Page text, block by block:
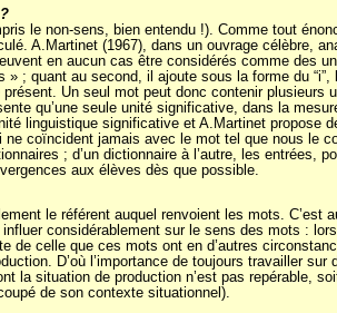
le non-sens, bien entendu !). Comme tout
A.Martinet (1967), dans un ouvrage célèbre,
en aucun cas être considérés comme des
; quant au second, il ajoute sous la forme du
Un seul mot peut donc contenir
qu’une seule unité significative, dans la
linguistique significative et A.Martinet propose
coïncident jamais avec le mot tel que nous le
; d’un dictionnaire à l’autre, les entrées,
aux élèves dès que possible.
le référent auquel renvoient les mots.
considérablement sur le sens des mots :
celle que ces mots ont en d’autres
D’où l’importance de toujours travailler
la situation de production n’est pas repérable,
de son contexte situationnel).